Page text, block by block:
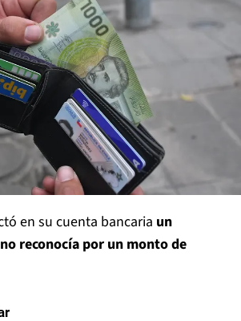
en su cuenta bancaria un
reconocía por un monto de